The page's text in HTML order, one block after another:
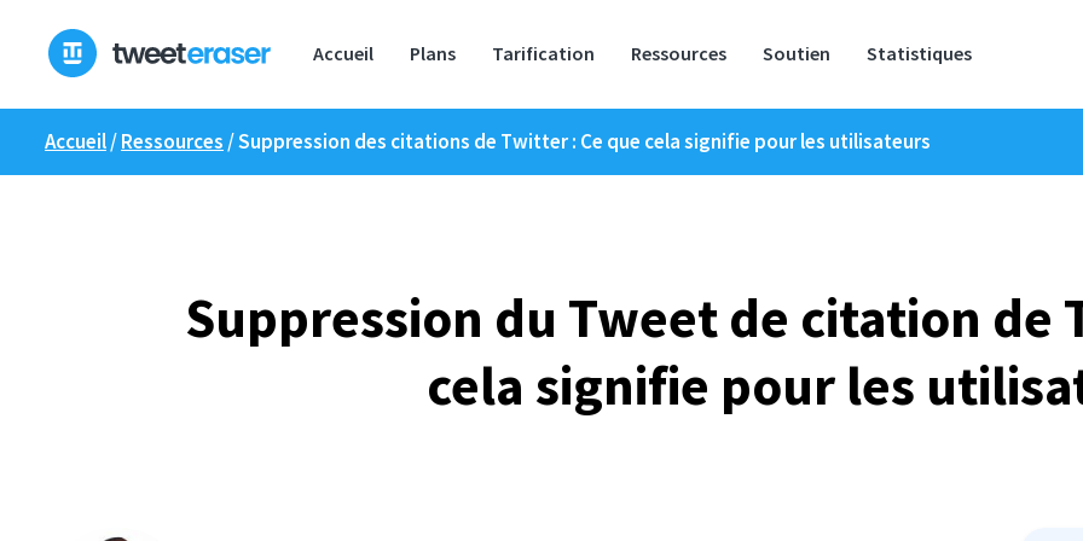
content
Accueil Plans Tarification Ressources Soutien Statistiques
Accueil/Ressources /Suppression des citations de Twitter : Ce que cela signifie pour les utilisateurs
Suppression du Tweet de citation de
cela signifie pour les